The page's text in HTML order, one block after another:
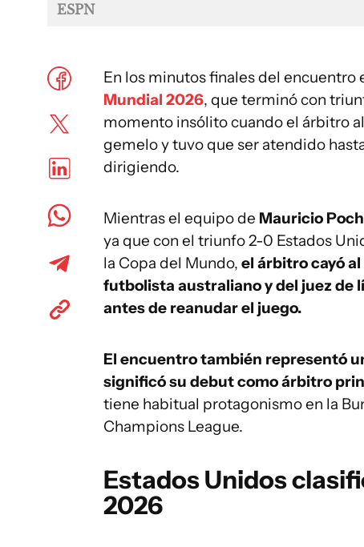
ESPN
En los minutos finales del encuentro
Mundial 2026, que terminó con
momento insólito cuando el árbitro
gemelo y tuvo que ser atendido
dirigiendo.
Mientras el equipo de Mauricio
ya que con el triunfo 2-0 Estados
la Copa del Mundo, el árbitro cayó
futbolista australiano y del juez de
antes de reanudar el juego.
El encuentro también representó
significó su debut como árbitro
tiene habitual protagonismo en la
Champions League.
Estados Unidos
2026